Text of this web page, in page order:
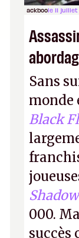
ackboole 11
Sans
monde
Black
000.
succès